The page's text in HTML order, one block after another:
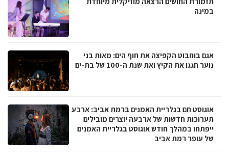
במינה
אגם בוחבוט הקפיצה את חוף הים: מאות בני
נוער חגגו את הקיץ ואת שנת ה-100 של בת-ים
אוגוסט חם בגלריית האמנים ברמת אביב: ארבע
תערוכות חדשות של ארבעה יוצרים מובילים
ייפתחו במהלך חודש אוגוסט בגלריית האמנים
של עופר רמת אביב